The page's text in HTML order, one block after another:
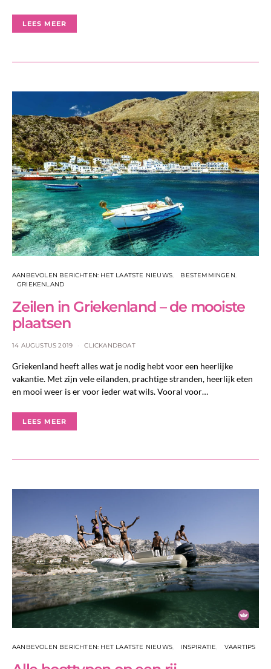
LEES MEER
AANBEVOLEN BERICHTEN: HET LAATSTE NIEUWS
BESTEMMINGEN
GRIEKENLAND
Zeilen in Griekenland – de mooiste
plaatsen
14 AUGUSTUS 2019 CLICKANDBOAT
Griekenland heeft alles wat je nodig hebt voor een heerlijke
vakantie. Met zijn vele eilanden, prachtige stranden, heerlijk eten
en mooi weer is er voor ieder wat wils. Vooral voor…
LEES MEER
AANBEVOLEN BERICHTEN: HET LAATSTE NIEUWS INSPIRATIE VAARTIPS